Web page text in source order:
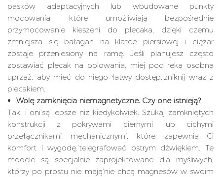
pasków adaptacyjnych lub wbudowane punkty
mocowania, które umożliwiają bezpośrednie
przymocowanie kieszeni do plecaka, dzięki czemu
zmniejsza się bałagan na klatce piersiowej i ciężar
zostaje przeniesiony na ramę. Jeśli planujesz często
zostawiać plecak na polowania, miej pod ręką osobną
uprząż, aby mieć do niego łatwy dostęp.’zniknij wraz z
plecakiem.
Wolę zamknięcia niemagnetyczne. Czy one istnieją?
Tak, i oni’są lepsze niż kiedykolwiek. Szukaj zamkniętych
konstrukcji z pokrywami ciernymi lub cichymi
przełącznikami mechanicznymi, które zapewnią Ci
komfort i wygodę.’telegrafować ostrym dźwiękiem. Te
modele są specjalnie zaprojektowane dla myśliwych,
którzy po prostu nie mają’nie chcą magnesów w swoim